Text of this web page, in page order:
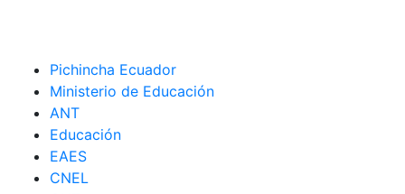
Pichincha Ecuador
Ministerio de Educación
ANT
Educación
EAES
CNEL